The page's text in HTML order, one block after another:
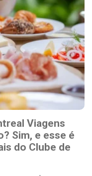
Viagens
Sim, e esse é
do Clube de